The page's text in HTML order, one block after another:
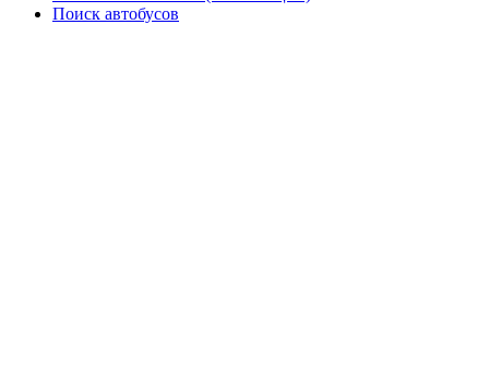
Поиск автобусов